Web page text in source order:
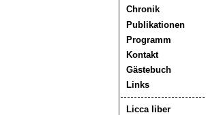
Chronik
Publikationen
Programm
Kontakt
Gästebuch
Links
Licca liber